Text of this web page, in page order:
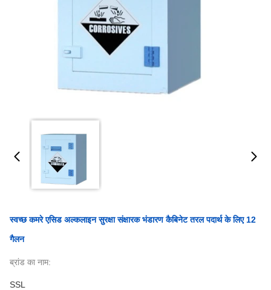
स्वच्छ कमरे एसिड अल्कलाइन सुरक्षा संक्षारक भंडारण कैबिनेट तरल पदार्थ के लिए 12
गैलन
ब्रांड का नाम:
SSL